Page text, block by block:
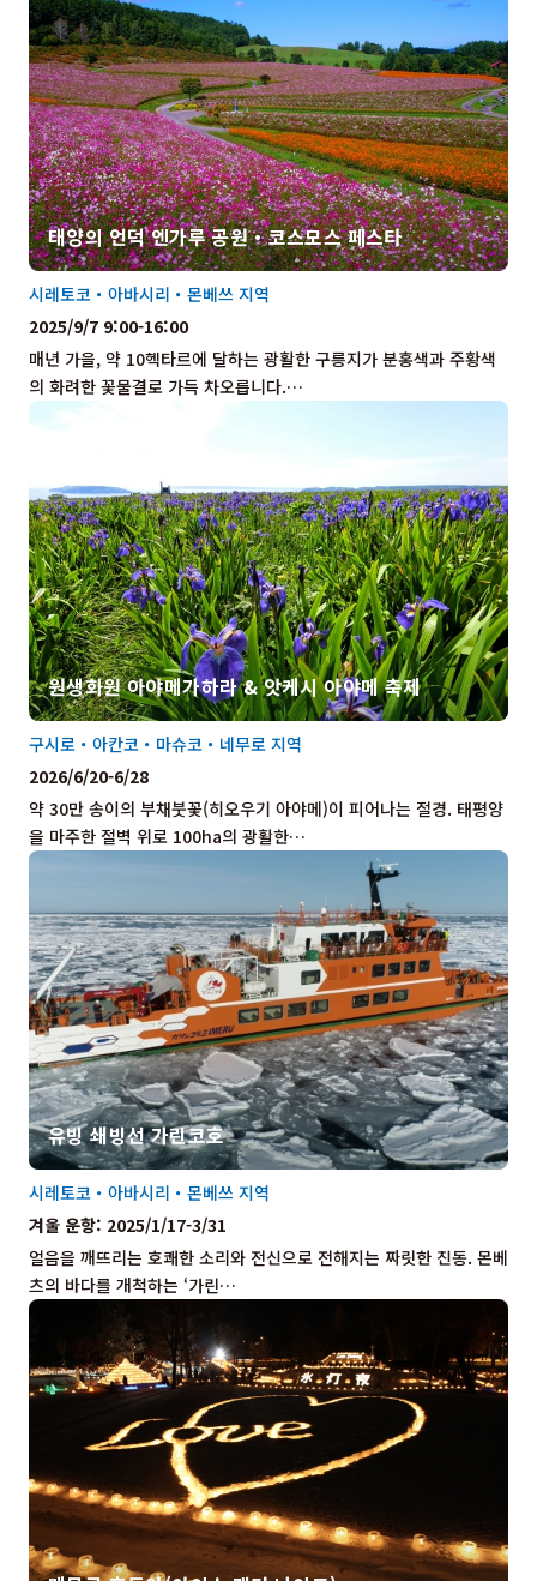
태양의 언덕 엔가루 공원・코스모스 페스타
매년 가을, 약 10헥타르에 달하는 광활한 구릉지가 분홍색과 주황색
의 화려한 꽃물결로 가득 차오릅니다.…
시레토코・아바시리・몬베쓰 지역
2025/9/7 9:00-16:00
원생화원 아야메가하라 & 앗케시 아야메 축제
약 30만 송이의 부채붓꽃(히오우기 아야메)이 피어나는 절경. 태평양
을 마주한 절벽 위로 100ha의 광활한…
구시로・아칸코・마슈코・네무로 지역
2026/6/20-6/28
유빙 쇄빙선 가린코호
얼음을 깨뜨리는 호쾌한 소리와 전신으로 전해지는 짜릿한 진동. 몬베
츠의 바다를 개척하는 ‘가린…
시레토코・아바시리・몬베쓰 지역
겨울 운항: 2025/1/17-3/31